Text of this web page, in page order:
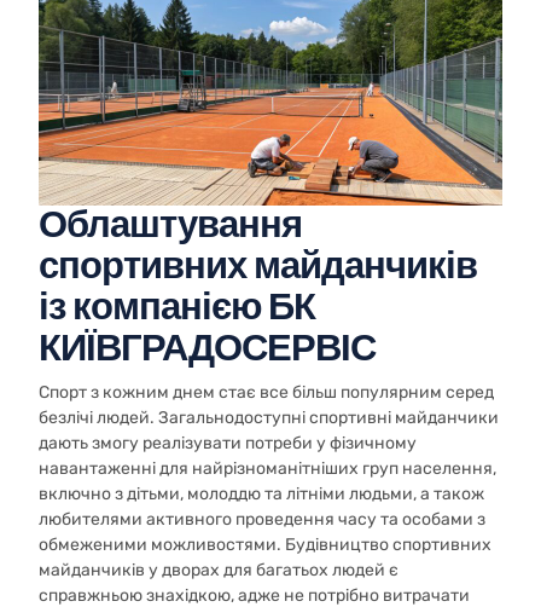
Облаштування
спортивних майданчиків
із компанією БК
КИЇВГРАДОСЕРВІС
Спорт з кожним днем стає все більш популярним серед
безлічі людей. Загальнодоступні спортивні майданчики
дають змогу реалізувати потреби у фізичному
навантаженні для найрізноманітніших груп населення,
включно з дітьми, молоддю та літніми людьми, а також
любителями активного проведення часу та особами з
обмеженими можливостями. Будівництво спортивних
майданчиків у дворах для багатьох людей є
справжньою знахідкою, адже не потрібно витрачати